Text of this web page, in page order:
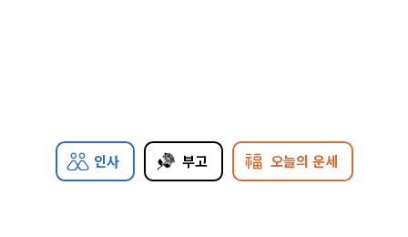
인사 부고 오늘의 운세